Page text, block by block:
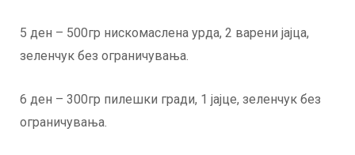
5 ден – 500гр нискомаслена урда, 2 варени јајца,
зеленчук без ограничувања.
6 ден – 300гр пилешки гради, 1 јајце, зеленчук без
ограничувања.